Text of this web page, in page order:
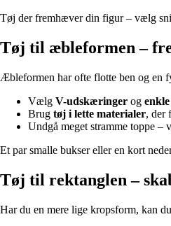
Tøj der fremhæver din figur – vælg
Tøj til æbleformen –
Æbleformen har ofte flotte ben og en
Vælg V-udskæringer og
Brug tøj i lette materialer, der
Undgå meget stramme toppe –
Et par smalle bukser eller en kort
Tøj til rektanglen –
Har du en mere lige kropsform, kan